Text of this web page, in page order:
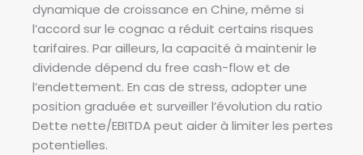
dynamique de croissance en Chine, même si
l’accord sur le cognac a réduit certains risques
tarifaires. Par ailleurs, la capacité à maintenir le
dividende dépend du free cash-flow et de
l’endettement. En cas de stress, adopter une
position graduée et surveiller l’évolution du ratio
Dette nette/EBITDA peut aider à limiter les pertes
potentielles.